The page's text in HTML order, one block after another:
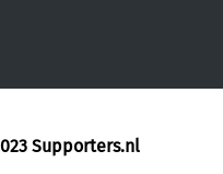
Supporters.nl